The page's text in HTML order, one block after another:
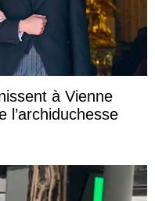
à Vienne
l’archiduchesse